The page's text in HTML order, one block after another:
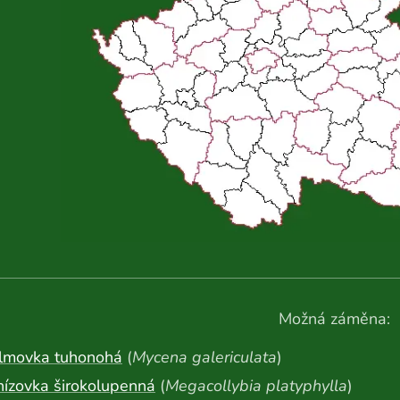
Možná záměna:
tuhonohá (Mycena galericulata)
širokolupenná (Megacollybia platyphylla)